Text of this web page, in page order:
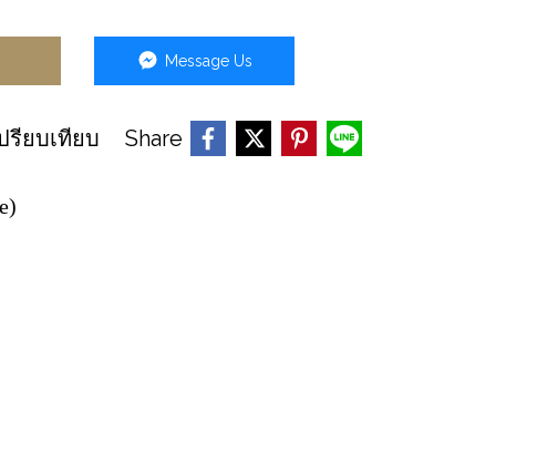
Message Us
รียบเทียบ Share